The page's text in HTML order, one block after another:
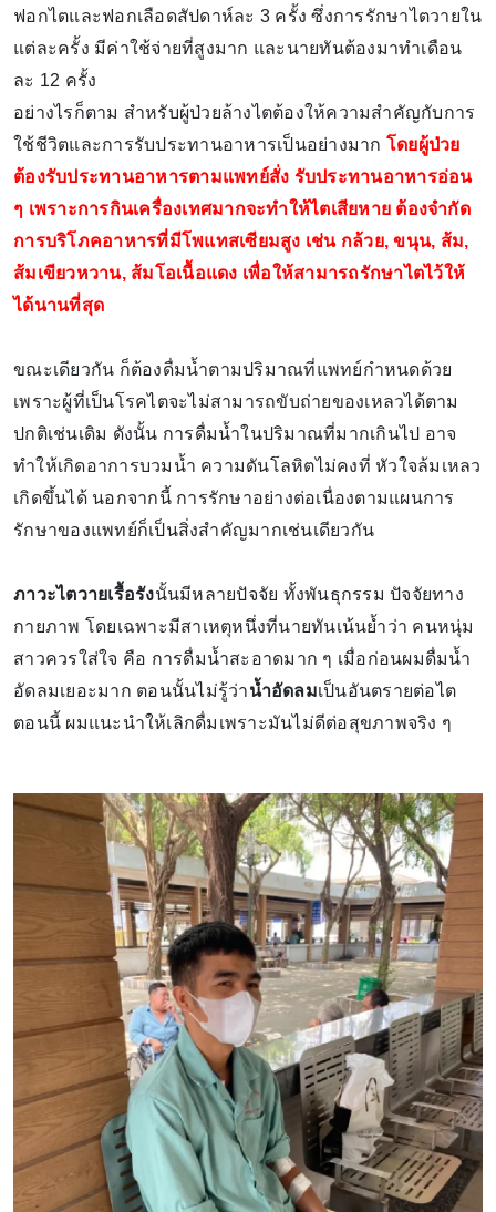
ฟอกไตและฟอกเลือดสัปดาห์ละ 3 ครั้ง ซึ่งการรักษาไตวายใน
แต่ละครั้ง มีค่าใช้จ่ายที่สูงมาก และนายทันต้องมาทำเดือน
ละ 12 ครั้ง
อย่างไรก็ตาม สำหรับผู้ป่วยล้างไตต้องให้ความสำคัญกับการ
ใช้ชีวิตและการรับประทานอาหารเป็นอย่างมาก โดยผู้ป่วย
ต้องรับประทานอาหารตามแพทย์สั่ง รับประทานอาหารอ่อน
ๆ เพราะการกินเครื่องเทศมากจะทำให้ไตเสียหาย ต้องจำกัด
การบริโภคอาหารที่มีโพแทสเซียมสูง เช่น กล้วย, ขนุน, ส้ม,
ส้มเขียวหวาน, ส้มโอเนื้อแดง เพื่อให้สามารถรักษาไตไว้ให้
ได้นานที่สุด
ขณะเดียวกัน ก็ต้องดื่มน้ำตามปริมาณที่แพทย์กำหนดด้วย
เพราะผู้ที่เป็นโรคไตจะไม่สามารถขับถ่ายของเหลวได้ตาม
ปกติเช่นเดิม ดังนั้น การดื่มน้ำในปริมาณที่มากเกินไป อาจ
ทำให้เกิดอาการบวมน้ำ ความดันโลหิตไม่คงที่ หัวใจล้มเหลว
เกิดขึ้นได้ นอกจากนี้ การรักษาอย่างต่อเนื่องตามแผนการ
รักษาของแพทย์ก็เป็นสิ่งสำคัญมากเช่นเดียวกัน
ภาวะไตวายเรื้อรังนั้นมีหลายปัจจัย ทั้งพันธุกรรม ปัจจัยทาง
กายภาพ โดยเฉพาะมีสาเหตุหนึ่งที่นายทันเน้นย้ำว่า คนหนุ่ม
สาวควรใส่ใจ คือ การดื่มน้ำสะอาดมาก ๆ เมื่อก่อนผมดื่มน้ำ
อัดลมเยอะมาก ตอนนั้นไม่รู้ว่าน้ำอัดลมเป็นอันตรายต่อไต
ตอนนี้ ผมแนะนำให้เลิกดื่มเพราะมันไม่ดีต่อสุขภาพจริง ๆ